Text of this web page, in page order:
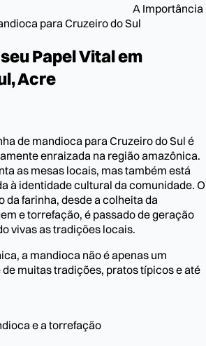
A Importância
para Cruzeiro do Sul
Papel Vital em
Acre
de mandioca para Cruzeiro do Sul é
enraizada na região amazônica.
as mesas locais, mas também está
à identidade cultural da comunidade. O
da farinha, desde a colheita da
e torrefação, é passado de geração
vivas as tradições locais.
a mandioca não é apenas um
muitas tradições, pratos típicos e até
e a torrefação